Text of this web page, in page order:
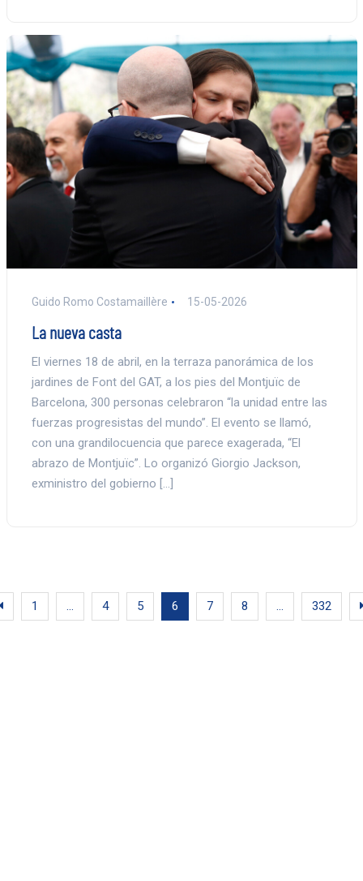
Guido Romo Costamaillère 15-05-2026
La nueva casta
El viernes 18 de abril, en la terraza panorámica de los
jardines de Font del GAT, a los pies del Montjuïc de
Barcelona, 300 personas celebraron “la unidad entre las
fuerzas progresistas del mundo”. El evento se llamó,
con una grandilocuencia que parece exagerada, “El
abrazo de Montjuïc”. Lo organizó Giorgio Jackson,
exministro del gobierno […]
1 … 4 5 6 7 8 … 332